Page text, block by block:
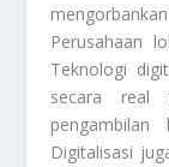
Perusahaan
Teknologi
secara real
Digitalisasi